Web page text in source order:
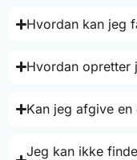
Hvordan kan jeg
Hvordan opretter
Kan jeg afgive
Jeg kan ikke